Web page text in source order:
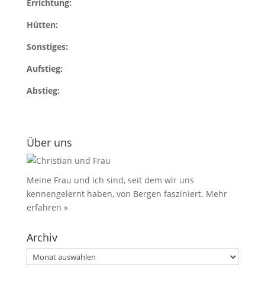
Errichtung:
Hütten:
Sonstiges:
Aufstieg:
Abstieg:
Über uns
Meine Frau und ich sind, seit dem wir uns
kennengelernt haben, von Bergen fasziniert. Mehr
erfahren »
Archiv
Archiv